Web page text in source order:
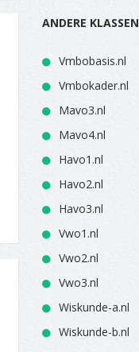
ANDERE KLASSEN
Vmbobasis.nl
Vmbokader.nl
Mavo3.nl
Mavo4.nl
Havo1.nl
Havo2.nl
Havo3.nl
Vwo1.nl
Vwo2.nl
Vwo3.nl
Wiskunde-a.nl
Wiskunde-b.nl